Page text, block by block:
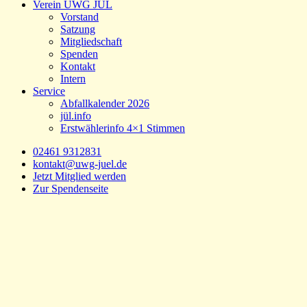
Verein UWG JÜL
Vorstand
Satzung
Mitgliedschaft
Spenden
Kontakt
Intern
Service
Abfallkalender 2026
jül.info
Erstwählerinfo 4×1 Stimmen
02461 9312831
kontakt@uwg-juel.de
Jetzt Mitglied werden
Zur Spendenseite